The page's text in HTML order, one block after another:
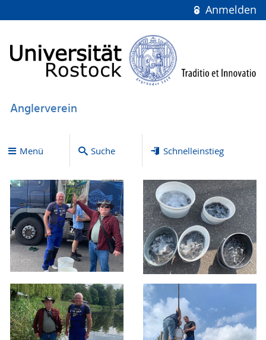
Anmelden
Anglerverein
Menü Suche Schnelleinstieg